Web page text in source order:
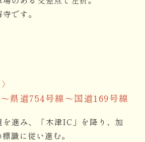
です。
県道754号線〜国道169号線
進み、「木津IC」を降り、加
識に従い進む。